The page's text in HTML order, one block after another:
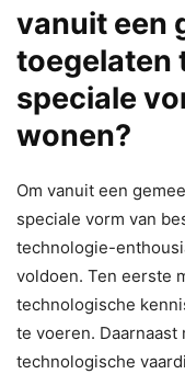
vanuit een
toegelaten
speciale
wonen?
Om vanuit een
speciale vorm van
technologie-
voldoen. Ten eerste
technologische
te voeren. Daarnaast
technologische